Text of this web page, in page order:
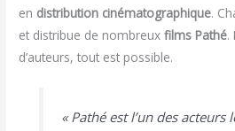
en distribution cinématographique.
et distribue de nombreuxfilms Pathé.
d’auteurs, tout est possible.
« Pathé est l’un des acteurs